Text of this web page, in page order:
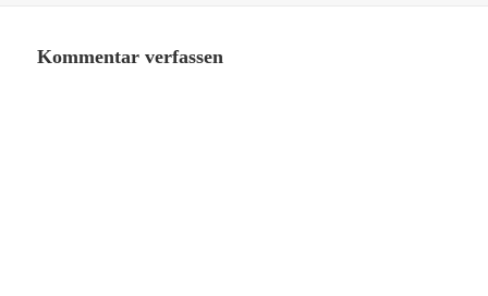
Kommentar verfassen